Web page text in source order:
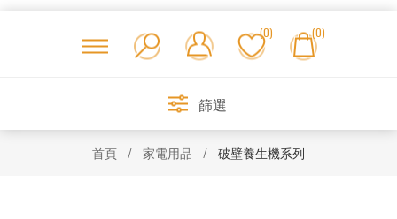
(0) (0)
篩選
首頁 / 家電用品 / 破壁養生機系列